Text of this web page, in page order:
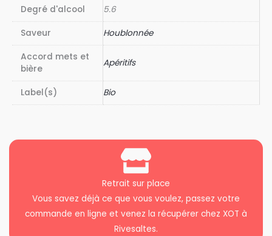
Degré d'alcool 5.6
Saveur Houblonnée
Accord mets et
bière
Apéritifs
Label(s) Bio
Retrait sur place
Vous savez déjà ce que vous voulez, passez votre
commande en ligne et venez la récupérer chez XOT à
Rivesaltes.